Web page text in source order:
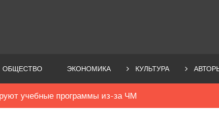
ОБЩЕСТВО ЭКОНОМИКА КУЛЬТУРА
учебные программы из-за ЧМ